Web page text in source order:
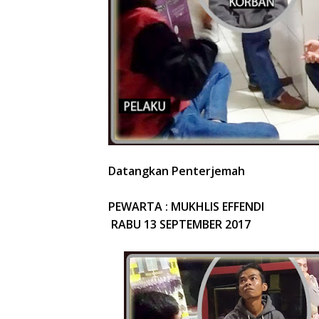
Datangkan Penterjemah
PEWARTA : MUKHLIS EFFENDI
RABU 13 SEPTEMBER 2017